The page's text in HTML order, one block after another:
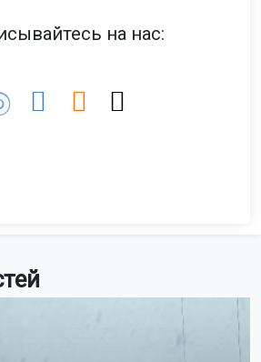
на нас: